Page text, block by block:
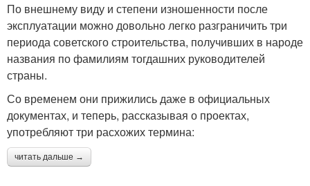
По внешнему виду и степени изношенности после
эксплуатации можно довольно легко разграничить три
периода советского строительства, получивших в народе
названия по фамилиям тогдашних руководителей
страны.
Со временем они прижились даже в официальных
документах, и теперь, рассказывая о проектах,
употребляют три расхожих термина:
читать дальше →